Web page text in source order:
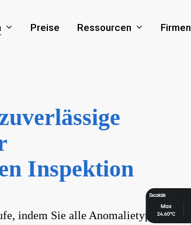
Preise Ressourcen Firmen
Inspektion
indem Sie alle Anomalietypen mit